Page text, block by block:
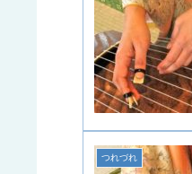
つれづれ